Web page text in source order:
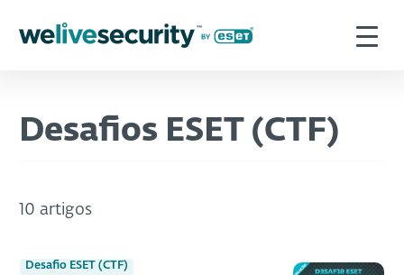
Desafios ESET (CTF)
10 artigos
Desafio ESET (CTF)